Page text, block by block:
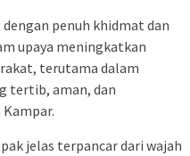
penuh khidmat dan
upaya meningkatkan
terutama dalam
tertib, aman, dan
jelas terpancar dari wajah